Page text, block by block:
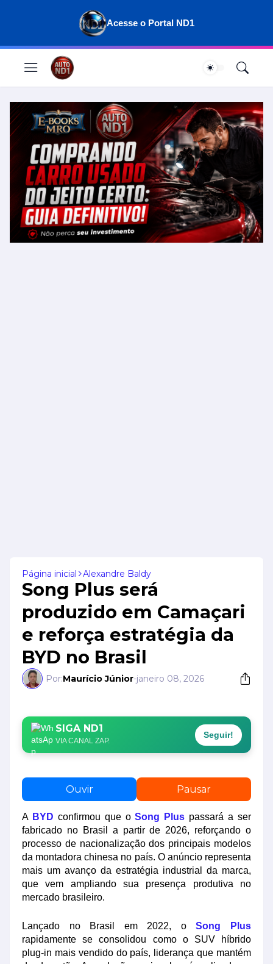
Acesse o Portal ND1
Página inicial Alexandre Baldy
Song Plus será
produzido em Camaçari
e reforça estratégia da
BYD no Brasil
Por:Maurício Júnior-janeiro 08, 2026
SIGA ND1
VIA CANAL ZAP.
Seguir!
Ouvir Pausar
A BYD confirmou que oSong Plus passará a ser
fabricado no Brasil a partir de 2026, reforçando o
processo de nacionalização dos principais modelos
da montadora chinesa no país. O anúncio representa
mais um avanço da estratégia industrial da marca,
que vem ampliando sua presença produtiva no
mercado brasileiro.
Lançado no Brasil em 2022, oSong Plus
rapidamente se consolidou como o SUV híbrido
plug-in mais vendido do país, liderança que mantém